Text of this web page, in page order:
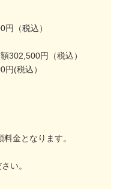
（税込）
302,500円（税込）
(税込）
金となります。
い。